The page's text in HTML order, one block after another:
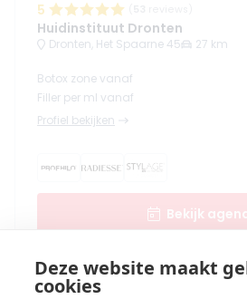
Deze website maakt
cookies
5
Huidinstituut Dronten
Dronten, Het Spaarne 45 27 km
Botox zone vanaf
Filler per ml vanaf
Profiel bekijken
Bekijk